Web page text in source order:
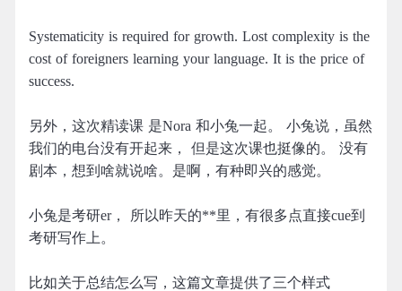
Systematicity is required for growth. Lost complexity is the
cost of foreigners learning your language. It is the price of
success.
另外，这次精读课 是Nora 和小兔一起。 小兔说，虽然
我们的电台没有开起来， 但是这次课也挺像的。 没有
剧本，想到啥就说啥。是啊，有种即兴的感觉。
小兔是考研er， 所以昨天的**里，有很多点直接cue到
考研写作上。
比如关于总结怎么写，这篇文章提供了三个样式